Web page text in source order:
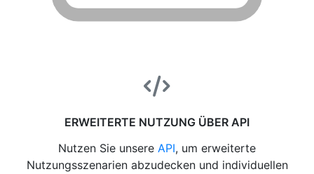
ERWEITERTE NUTZUNG ÜBER API
Nutzen Sie unsere API, um erweiterte
Nutzungsszenarien abzudecken und individuellen